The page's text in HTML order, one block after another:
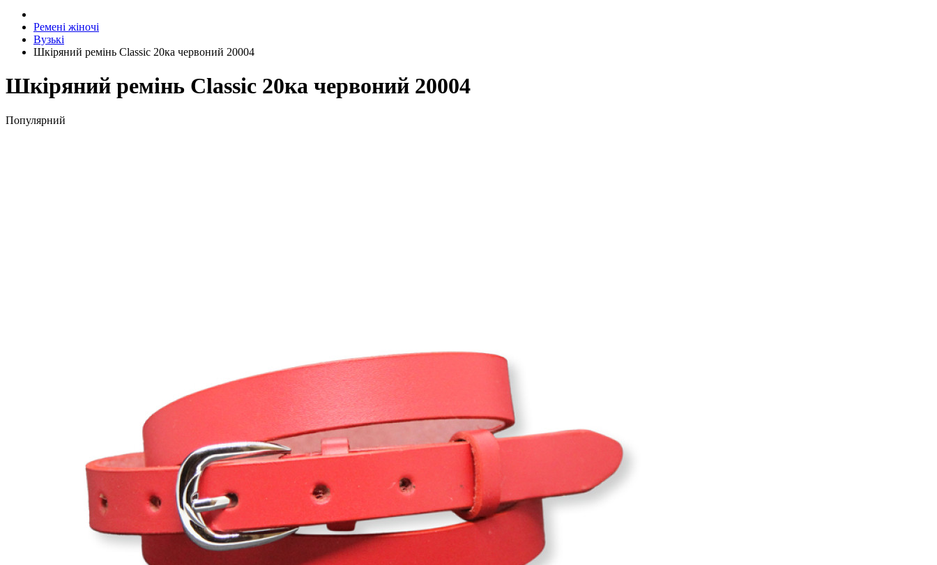
Ремені жіночі
Вузькі
Шкіряний ремінь Classic 20ка червоний 20004
Шкіряний ремінь Classic 20ка червоний 20004
Популярний